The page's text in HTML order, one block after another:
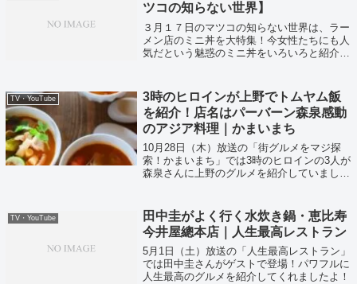
ツコの知らない世界】
３月１７日のマツコの知らない世界は、ラー
メン店のミニ丼を大特集！今女性たちにも人
気だという魅惑のミニ丼をいろいろと紹介し
TV・YouTube
3時のヒロインが上野でトムヤム飯
を紹介！店名はパーバーン森泉感動
のアジア料理｜かまいまち
10月28日（木）放送の「街グルメをマジ探
索！かまいまち」では3時のヒロインの3人が
森泉さんに上野のグルメを紹介していまし
TV・YouTube
田中圭がよく行く水炊き鍋・恵比寿
今井屋總本店｜人生最高レストラン
5月1日（土）放送の「人生最高レストラン」
では田中圭さんがゲストで登場！パワフルに
人生最高のグルメを紹介してくれましたよ！